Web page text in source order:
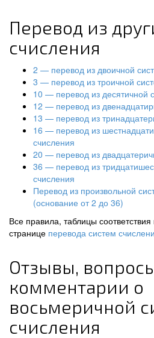
Перевод из
счисления
2 — перевод из двоичной
3 — перевод из троичной
10 — перевод из десятичной
12 — перевод из
13 — перевод из
16 — перевод из
счисления
20 — перевод из
36 — перевод из
счисления
Перевод из произвольной
(основание от 2 до 36)
Все правила, таблицы
странице перевода систем
Отзывы,
комментарии о
восьмеричной
счисления